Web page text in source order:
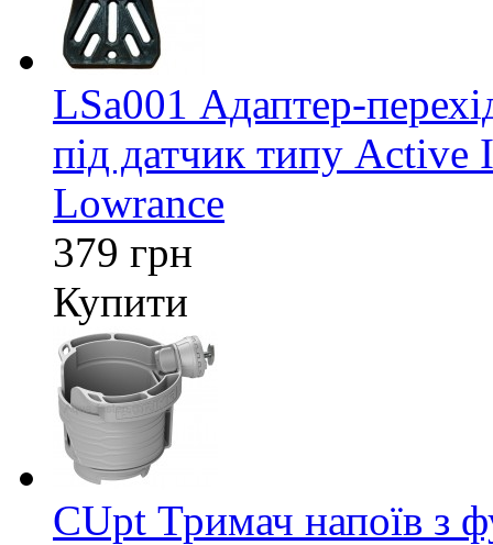
LSa001 Адаптер-
під датчик типу Active
Lowrance
379 грн
Купити
CUpt Тримач напоїв з